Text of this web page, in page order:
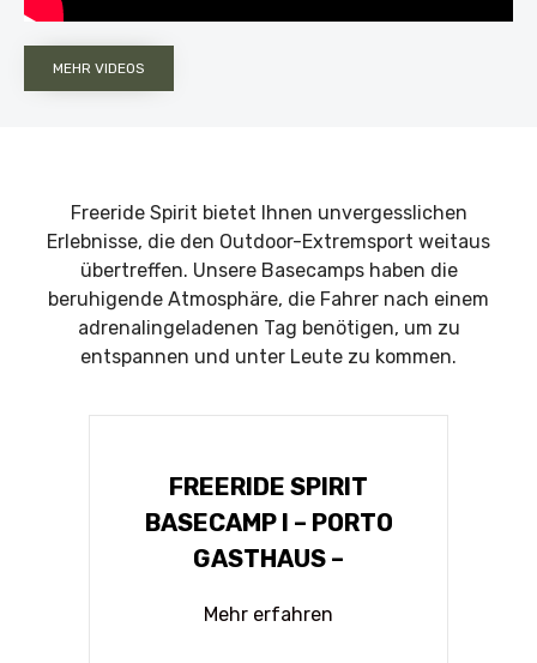
MEHR VIDEOS
Freeride Spirit bietet Ihnen unvergesslichen
Erlebnisse, die den Outdoor-Extremsport weitaus
übertreffen. Unsere Basecamps haben die
beruhigende Atmosphäre, die Fahrer nach einem
adrenalingeladenen Tag benötigen, um zu
entspannen und unter Leute zu kommen.
FREERIDE SPIRIT
BASECAMP I – PORTO
GASTHAUS –
Mehr erfahren